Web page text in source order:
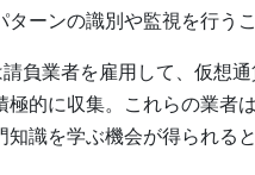
ターンの識別や監視を行う
負業者を雇用して、仮想
極的に収集。これらの業者
知識を学ぶ機会が得られると